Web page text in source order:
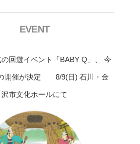
EVENT
回遊イベント「BABY Q」、 今
開催が決定 8/9(日) 石川・金
沢市文化ホールにて